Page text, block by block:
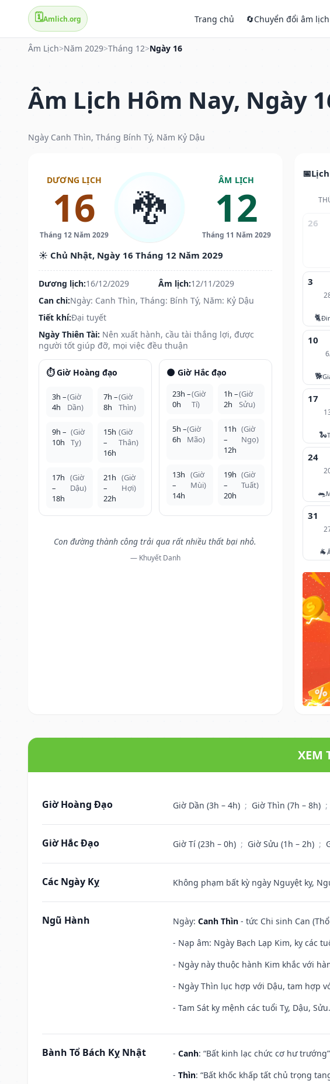
🗓️Amlich.org Trang chủ 🔄Chuyển đổi âm lịch
Âm Lịch>Năm 2029>Tháng 12>Ngày 16
Âm Lịch Hôm Nay, Ngày
Ngày Canh Thìn, Tháng Bính Tý, Năm Kỷ Dậu
DƯƠNG LỊCH
16
Tháng 12 Năm 2029
🐉
ÂM LỊCH
12
Tháng 11 Năm 2029
☀️ Chủ Nhật, Ngày 16 Tháng 12 Năm 2029
Dương lịch:16/12/2029 Âm lịch:12/11/2029
Can chi:Ngày: Canh Thìn, Tháng: Bính Tý, Năm: Kỷ Dậu
Tiết khí:Đại tuyết
Ngày Thiên Tài: Nên xuất hành, cầu tài thắng lợi, được
người tốt giúp đỡ, mọi việc đều thuận
⏱️ Giờ Hoàng đạo
3h –
4h
(Giờ
Dần)
7h –
8h
(Giờ
Thìn)
9h –
10h
(Giờ
Tỵ)
15h
–
16h
(Giờ
Thân)
17h
–
18h
(Giờ
Dậu)
21h
–
22h
(Giờ
Hợi)
🌑 Giờ Hắc đạo
23h –
0h
(Giờ
Tí)
1h –
2h
(Giờ
Sửu)
5h –
6h
(Giờ
Mão)
11h
–
12h
(Giờ
Ngọ)
13h
–
14h
(Giờ
Mùi)
19h
–
20h
(Giờ
Tuất)
Con đường thành công trải qua rất nhiều thất bại nhỏ.
— Khuyết Danh
26
3
🐈
10
🐕
17
🐍
24
🐀
31
🐐
XEM
Giờ Hoàng Đạo Giờ Dần (3h – 4h) ; Giờ Thìn (7h – 8h) ;
Giờ Hắc Đạo Giờ Tí (23h – 0h) ; Giờ Sửu (1h – 2h) ;
Các Ngày Kỵ Không phạm bất kỳ ngày Nguyệt kỵ,
Ngũ Hành Ngày: Canh Thìn - tức Chi sinh Can
- Nạp âm: Ngày Bạch Lạp Kim, kỵ các
- Ngày này thuộc hành Kim khắc với
- Ngày Thìn lục hợp với Dậu, tam hợp
- Tam Sát kỵ mệnh các tuổi Tỵ, Dậu, Sửu.
Bành Tổ Bách Kỵ Nhật - Canh: “Bất kinh lạc chức cơ hư
- Thìn: “Bất khốc khấp tất chủ trọng